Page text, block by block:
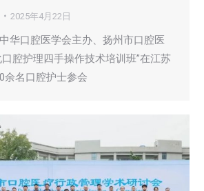
2025年4月22日
华口腔医学会主办、扬州市口腔医
腔护理四手操作技术培训班”在江苏
余名口腔护士参会